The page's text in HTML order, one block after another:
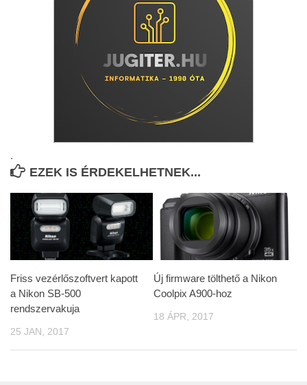
.
EZEK IS ÉRDEKELHETNEK...
Friss vezérlőszoftvert kapott
a Nikon SB-500
rendszervakuja
25 JAN, 2017
Új firmware tölthető a Nikon
Coolpix A900-hoz
18 ÁPR, 2017